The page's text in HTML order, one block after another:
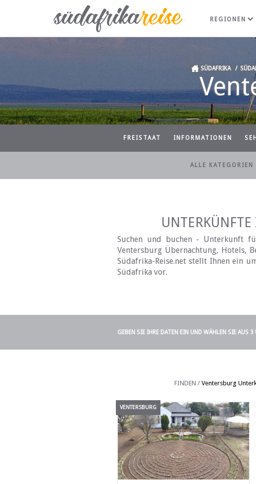
REGIONEN
SÜDAFRIKA /
FREISTAAT INFORMATIONEN
ALLE KATEGORIEN
UNTERKÜNFTE
Suchen und buchen - Unterkunft
Ventersburg Übernachtung, Hotels,
Südafrika-Reise.net stellt Ihnen ein
Südafrika vor.
GEBEN SIE IHRE DATEN EIN UND WÄHLEN SIE AUS 3
FINDEN / Ventersburg
VENTERSBURG